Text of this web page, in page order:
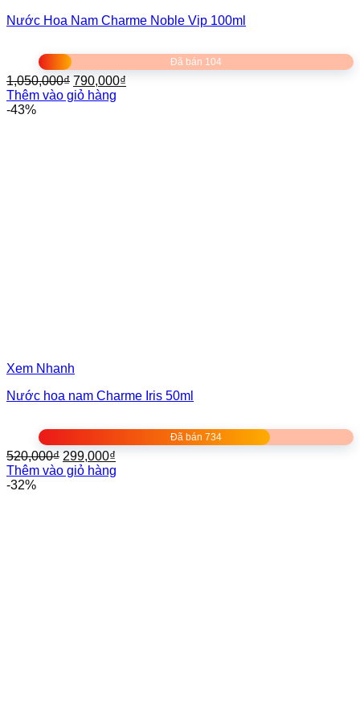
Nước Hoa Nam Charme Noble Vip 100ml
Đã bán 104
1,050,000₫ Giá
gốc
790,000₫
Thêm vào giỏ hàng
-43%
Xem Nhanh
Nước hoa nam Charme Iris 50ml
Đã bán 734
520,000₫ Giá
gốc
299,000₫
hiện
Thêm vào giỏ hàng
-32%